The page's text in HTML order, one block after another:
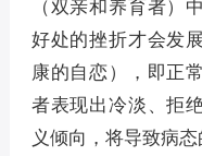
好处的挫折才会发
康的自恋），即正
者表现出冷淡、拒
义倾向，将导致病态